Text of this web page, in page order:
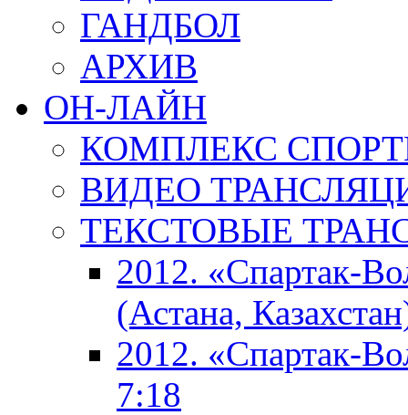
ГАНДБОЛ
АРХИВ
ОН-ЛАЙН
КОМПЛЕКС
ВИДЕО
ТЕКСТОВЫЕ
2012. «Спартак-
(Астана,
2012. «Спартак-
7:18